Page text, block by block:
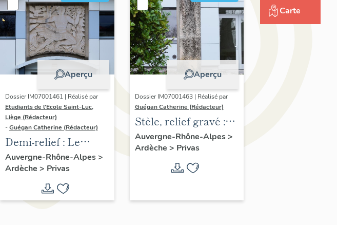
Aperçu
Dossier IM07001461 | Réalisé par
Etudiants de l'Ecole Saint-Luc,
Liège (Rédacteur)
-Guégan Catherine (Rédacteur)
Demi-relief : Le
Savoir
Auvergne-Rhône-Alpes>
Ardèche > Privas
Aperçu
Dossier IM07001463 | Réalisé par
Guégan Catherine (Rédacteur)
Stèle, relief gravé :
La Nature
Auvergne-Rhône-Alpes>
Ardèche > Privas
Carte